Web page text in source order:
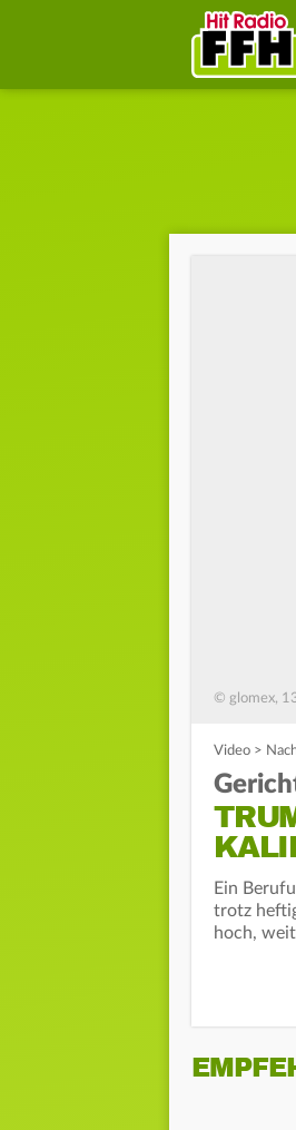
© glomex,
Video >
Ein
trotz
hoch,